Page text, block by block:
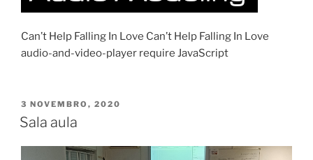
Can’t Help Falling In Love Can’t Help Falling In Love
audio-and-video-player require JavaScript
PUBLICADO
EM
3 NOVEMBRO, 2020
Sala aula